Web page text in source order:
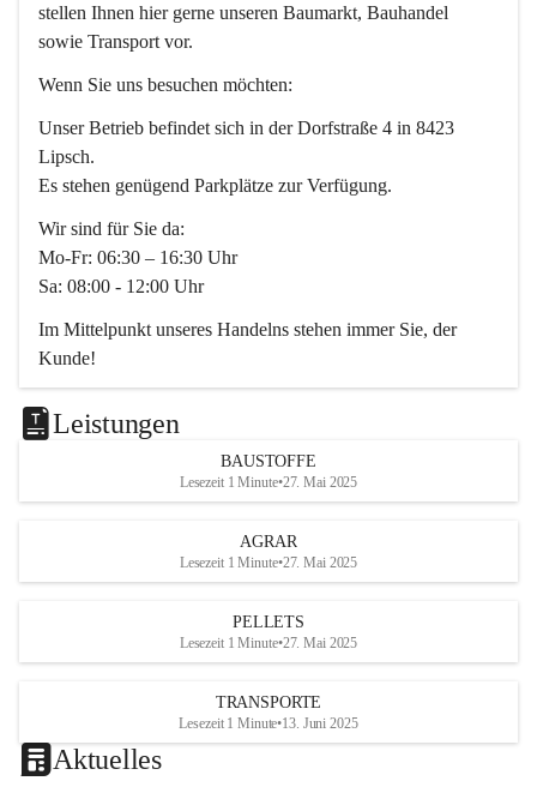
stellen Ihnen hier gerne unseren Baumarkt, Bauhandel
sowie Transport vor.
Wenn Sie uns besuchen möchten:
Unser Betrieb befindet sich in der Dorfstraße 4 in 8423
Lipsch.
Es stehen genügend Parkplätze zur Verfügung.
Wir sind für Sie da:
Mo-Fr: 06:30 – 16:30 Uhr
Sa: 08:00 - 12:00 Uhr
Im Mittelpunkt unseres Handelns stehen immer Sie, der
Kunde!
Das Team ist freundlich, motiviert und bestens geschult in
den Bereichen
Beratung, Lager sowie Transport. Für alle Ihre Anliegen
finden wir eine individuelle Lösung.
office@mayer-lipsch.at
Leistungen
BAUSTOFFE
Lesezeit 1 Minute•27. Mai 2025
AGRAR
Lesezeit 1 Minute•27. Mai 2025
PELLETS
Lesezeit 1 Minute•27. Mai 2025
TRANSPORTE
Lesezeit 1 Minute•13. Juni 2025
Aktuelles